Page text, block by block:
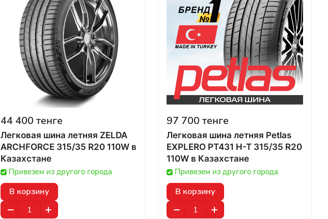
44 400 тенге
Легковая шина летняя ZELDA
ARCHFORCE 315/35 R20 110W в
Казахстане
Привезем из другого города
В корзину
97 700 тенге
Легковая шина летняя Petlas
EXPLERO PT431 H-T 315/35 R20
110W в Казахстане
Привезем из другого города
В корзину